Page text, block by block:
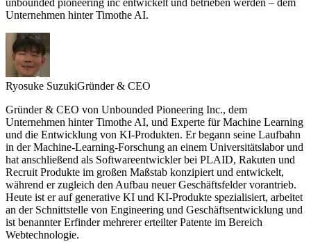
unbounded pioneering inc entwickelt und betrieben werden – dem
Unternehmen hinter Timothe AI.
Ryosuke SuzukiGründer & CEO
Gründer & CEO von Unbounded Pioneering Inc., dem
Unternehmen hinter Timothe AI, und Experte für Machine Learning
und die Entwicklung von KI-Produkten. Er begann seine Laufbahn
in der Machine-Learning-Forschung an einem Universitätslabor und
hat anschließend als Softwareentwickler bei PLAID, Rakuten und
Recruit Produkte im großen Maßstab konzipiert und entwickelt,
während er zugleich den Aufbau neuer Geschäftsfelder vorantrieb.
Heute ist er auf generative KI und KI-Produkte spezialisiert, arbeitet
an der Schnittstelle von Engineering und Geschäftsentwicklung und
ist benannter Erfinder mehrerer erteilter Patente im Bereich
Webtechnologie.